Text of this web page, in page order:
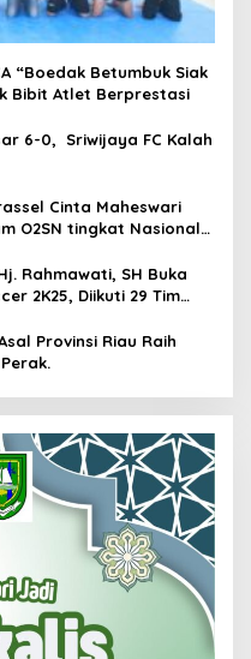
“Boedak Betumbuk Siak
Bibit Atlet Berprestasi
6-0, Sriwijaya FC Kalah
Cinta Maheswari
O2SN tingkat Nasional
Rahmawati, SH Buka
2K25, Diikuti 29 Tim
Provinsi Riau Raih